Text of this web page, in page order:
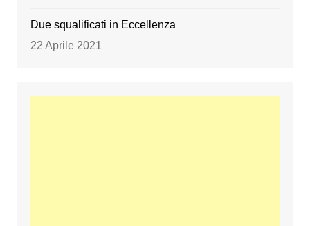
Due squalificati in Eccellenza
22 Aprile 2021